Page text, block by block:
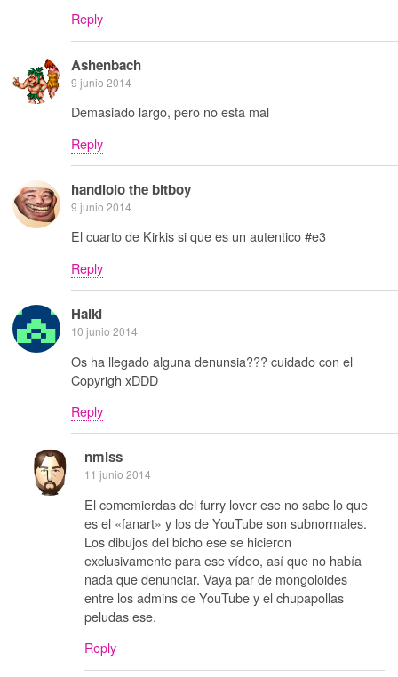
Reply
Ashenbach
9 junio 2014
Demasiado largo, pero no esta mal
Reply
handlolo the bitboy
9 junio 2014
El cuarto de Kirkis si que es un autentico #e3
Reply
Haiki
10 junio 2014
Os ha llegado alguna denunsia??? cuidado con el
Copyrigh xDDD
Reply
nmlss
11 junio 2014
El comemierdas del furry lover ese no sabe lo que
es el «fanart» y los de YouTube son subnormales.
Los dibujos del bicho ese se hicieron
exclusivamente para ese vídeo, así que no había
nada que denunciar. Vaya par de mongoloides
entre los admins de YouTube y el chupapollas
peludas ese.
Reply